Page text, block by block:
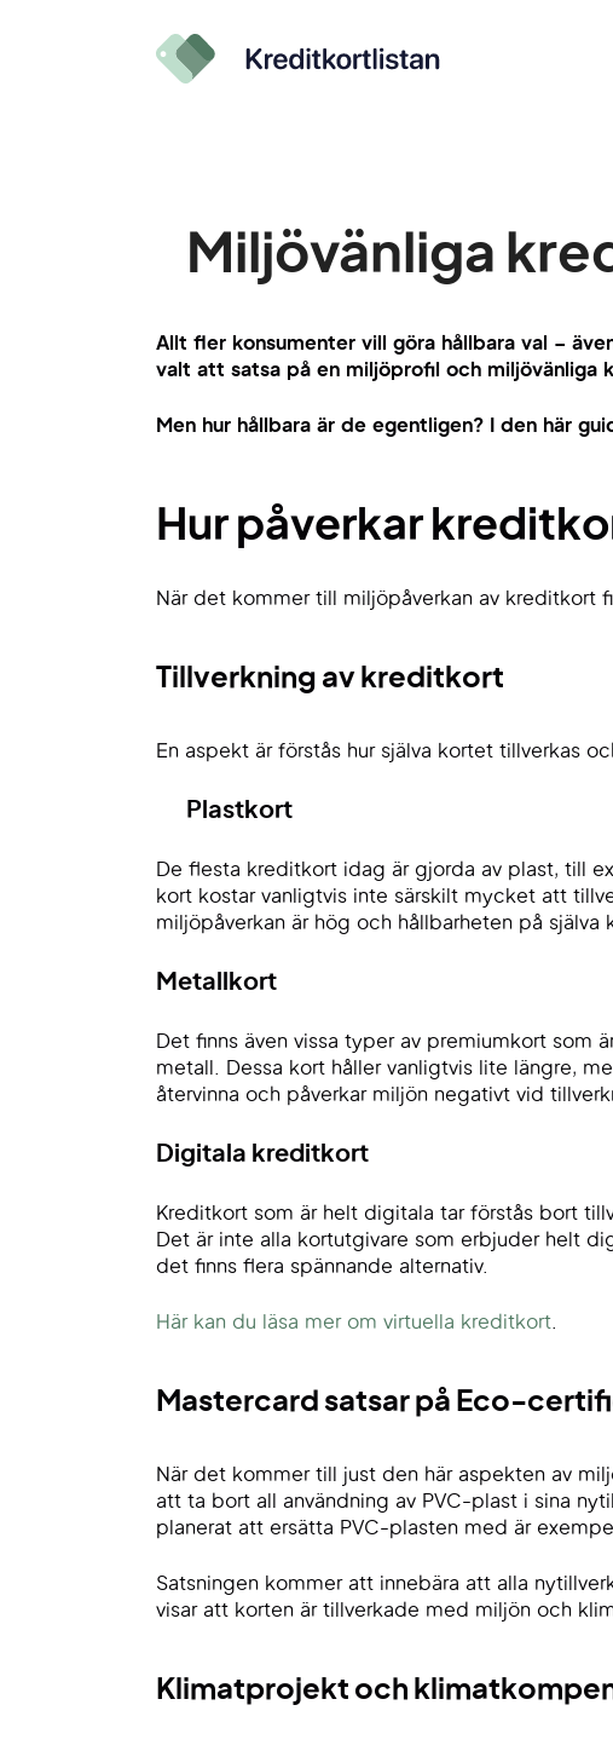
Miljövänliga
Allt fler konsumenter vill göra hållbara val –
valt att satsa på en miljöprofil och
Men hur hållbara är de egentligen? I den här
Hur påverkar
När det kommer till miljöpåverkan av kreditkort
Tillverkning av kreditkort
En aspekt är förstås hur själva kortet tillverkas
Plastkort
De flesta kreditkort idag är gjorda av plast, till
kort kostar vanligtvis inte särskilt mycket att
miljöpåverkan är hög och hållbarheten på själva
Metallkort
Det finns även vissa typer av premiumkort som
metall. Dessa kort håller vanligtvis lite längre,
återvinna och påverkar miljön negativt vid
Digitala kreditkort
Kreditkort som är helt digitala tar förstås bort
Det är inte alla kortutgivare som erbjuder helt
det finns flera spännande alternativ.
Här kan du läsa mer om virtuella kreditkort
Mastercard satsar på Eco-
När det kommer till just den här aspekten av
att ta bort all användning av PVC-plast i sina
planerat att ersätta PVC-plasten med är
Satsningen kommer att innebära att alla
visar att korten är tillverkade med miljön och
Klimatprojekt och